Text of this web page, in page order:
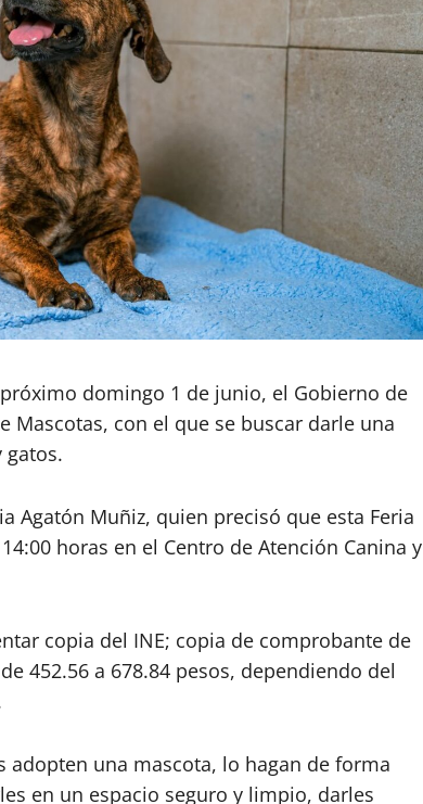
domingo 1 de junio, el Gobierno de
Mascotas, con el que se buscar darle una
Agatón Muñiz, quien precisó que esta Feria
horas en el Centro de Atención Canina y
copia del INE; copia de comprobante de
452.56 a 678.84 pesos, dependiendo del
una mascota, lo hagan de forma
en un espacio seguro y limpio, darles